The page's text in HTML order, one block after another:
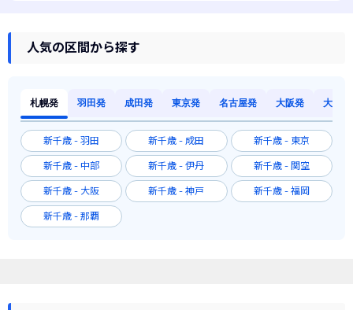
人気の区間から探す
札幌発 羽田発 成田発 東京発 名古屋発 大阪発 大阪発
新千歳 - 羽田 新千歳 - 成田 新千歳 - 東京
新千歳 - 中部 新千歳 - 伊丹 新千歳 - 関空
新千歳 - 大阪 新千歳 - 神戸 新千歳 - 福岡
新千歳 - 那覇